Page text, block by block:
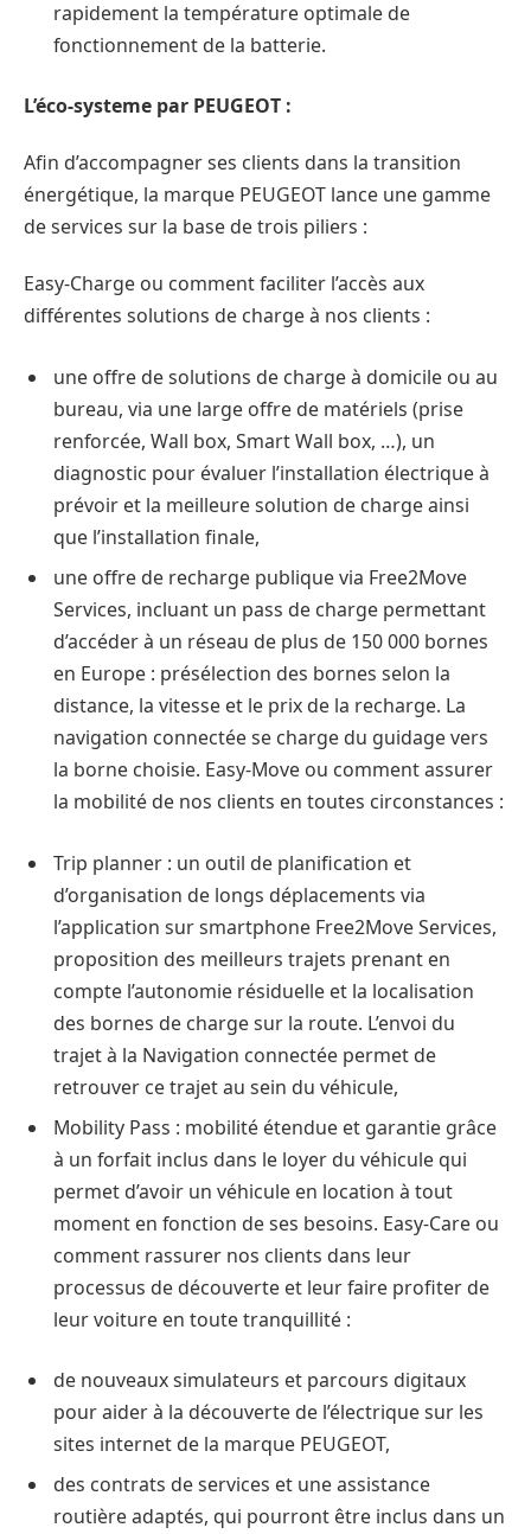
rapidement la température optimale de
fonctionnement de la batterie.
L’éco-systeme par PEUGEOT :
Afin d’accompagner ses clients dans la transition
énergétique, la marque PEUGEOT lance une gamme
de services sur la base de trois piliers :
Easy-Charge ou comment faciliter l’accès aux
différentes solutions de charge à nos clients :
une offre de solutions de charge à domicile ou au
bureau, via une large offre de matériels (prise
renforcée, Wall box, Smart Wall box, …), un
diagnostic pour évaluer l’installation électrique à
prévoir et la meilleure solution de charge ainsi
que l’installation finale,
une offre de recharge publique via Free2Move
Services, incluant un pass de charge permettant
d’accéder à un réseau de plus de 150 000 bornes
en Europe : présélection des bornes selon la
distance, la vitesse et le prix de la recharge. La
navigation connectée se charge du guidage vers
la borne choisie. Easy-Move ou comment assurer
la mobilité de nos clients en toutes circonstances :
Trip planner : un outil de planification et
d’organisation de longs déplacements via
l’application sur smartphone Free2Move Services,
proposition des meilleurs trajets prenant en
compte l’autonomie résiduelle et la localisation
des bornes de charge sur la route. L’envoi du
trajet à la Navigation connectée permet de
retrouver ce trajet au sein du véhicule,
Mobility Pass : mobilité étendue et garantie grâce
à un forfait inclus dans le loyer du véhicule qui
permet d’avoir un véhicule en location à tout
moment en fonction de ses besoins. Easy-Care ou
comment rassurer nos clients dans leur
processus de découverte et leur faire profiter de
leur voiture en toute tranquillité :
de nouveaux simulateurs et parcours digitaux
pour aider à la découverte de l’électrique sur les
sites internet de la marque PEUGEOT,
des contrats de services et une assistance
routière adaptés, qui pourront être inclus dans un